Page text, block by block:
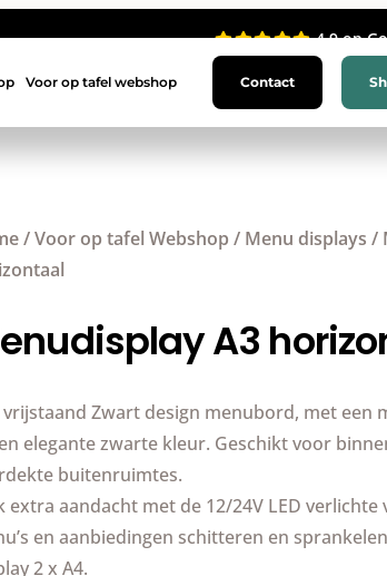
4.9 op
Voor op tafel webshop Contact
/Voor op tafel Webshop / Menu displays /
A3
vrijstaand Zwart design menubord, met een
elegante zwarte kleur. Geschikt voor
buitenruimtes.
extra aandacht met de 12/24V LED verlichte
en aanbiedingen schitteren en
2 x A4.